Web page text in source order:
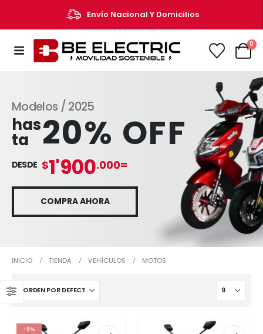
Envío Nacional Y Domicilios
0
Modelos / 2025
has
ta 20% OFF
DESDE $1'900.000=
COMPRA AHORA
INICIO TIENDA VEHÍCULOS MOTOS
-9%